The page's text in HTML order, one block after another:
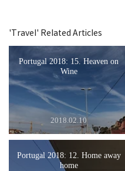
'Travel' Related Articles
Portugal 2018: 15. Heaven on
Wine
2018.02.10
Portugal 2018: 12. Home away
home